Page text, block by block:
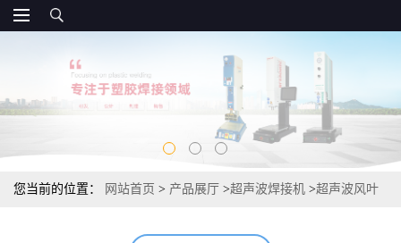
您当前的位置： 网站首页 > 产品展厅 >超声波焊接机 >超声波风叶